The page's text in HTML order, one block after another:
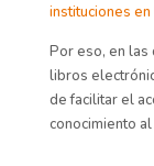
instituciones
Por eso, en
libros
de facilitar el
conocimiento